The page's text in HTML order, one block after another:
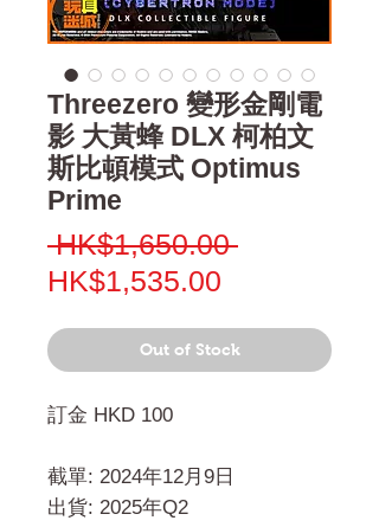
Threezero 變形金剛電
影 大黃蜂 DLX 柯柏文
斯比頓模式 Optimus
Prime
HK$1,650.00 Regular
HK$1,535.00
Out of Stock
訂金 HKD 100
截單: 2024年12月9日
出貨: 2025年Q2